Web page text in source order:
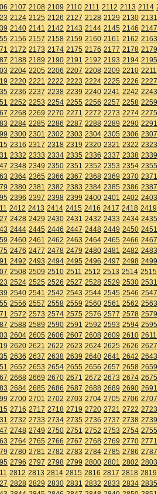
2107 2108 2109 2110 2111 2112 2113 2114
2124 2125 2126 2127 2128 2129 2130 2131
2140 2141 2142 2143 2144 2145 2146 2147
2156 2157 2158 2159 2160 2161 2162 2163
2172 2173 2174 2175 2176 2177 2178 2179
2188 2189 2190 2191 2192 2193 2194 2195
2204 2205 2206 2207 2208 2209 2210 2211
2220 2221 2222 2223 2224 2225 2226 2227
2236 2237 2238 2239 2240 2241 2242 2243
2252 2253 2254 2255 2256 2257 2258 2259
2268 2269 2270 2271 2272 2273 2274 2275
2284 2285 2286 2287 2288 2289 2290 2291
2300 2301 2302 2303 2304 2305 2306 2307
2316 2317 2318 2319 2320 2321 2322 2323
2332 2333 2334 2335 2336 2337 2338 2339
2348 2349 2350 2351 2352 2353 2354 2355
2364 2365 2366 2367 2368 2369 2370 2371
2380 2381 2382 2383 2384 2385 2386 2387
2396 2397 2398 2399 2400 2401 2402 2403
2412 2413 2414 2415 2416 2417 2418 2419
2428 2429 2430 2431 2432 2433 2434 2435
2444 2445 2446 2447 2448 2449 2450 2451
2460 2461 2462 2463 2464 2465 2466 2467
2476 2477 2478 2479 2480 2481 2482 2483
2492 2493 2494 2495 2496 2497 2498 2499
2508 2509 2510 2511 2512 2513 2514 2515
2524 2525 2526 2527 2528 2529 2530 2531
2540 2541 2542 2543 2544 2545 2546 2547
2556 2557 2558 2559 2560 2561 2562 2563
2572 2573 2574 2575 2576 2577 2578 2579
2588 2589 2590 2591 2592 2593 2594 2595
2604 2605 2606 2607 2608 2609 2610 2611
2620 2621 2622 2623 2624 2625 2626 2627
2636 2637 2638 2639 2640 2641 2642 2643
2652 2653 2654 2655 2656 2657 2658 2659
2668 2669 2670 2671 2672 2673 2674 2675
2684 2685 2686 2687 2688 2689 2690 2691
2700 2701 2702 2703 2704 2705 2706 2707
2716 2717 2718 2719 2720 2721 2722 2723
2732 2733 2734 2735 2736 2737 2738 2739
2748 2749 2750 2751 2752 2753 2754 2755
2764 2765 2766 2767 2768 2769 2770 2771
2780 2781 2782 2783 2784 2785 2786 2787
2796 2797 2798 2799 2800 2801 2802 2803
2812 2813 2814 2815 2816 2817 2818 2819
2828 2829 2830 2831 2832 2833 2834 2835